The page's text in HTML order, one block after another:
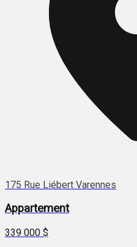
175 Rue Liébert Varennes
Appartement
339 000 $